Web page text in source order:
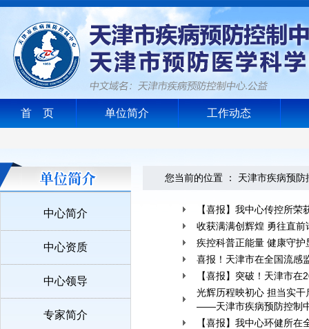
首 页 单位简介 工作动态
中心简介
中心资质
中心领导
专家简介
您当前的位置 ： 天津市疾病预防
【喜报】我中心传控所
收获满满创辉煌 勇往直
疾控科普正能量 健康守
喜报！天津市在全国流感
【喜报】突破！天津市
光辉历程映初心 担当实干
——天津市疾病预防控制
【喜报】我中心环健所